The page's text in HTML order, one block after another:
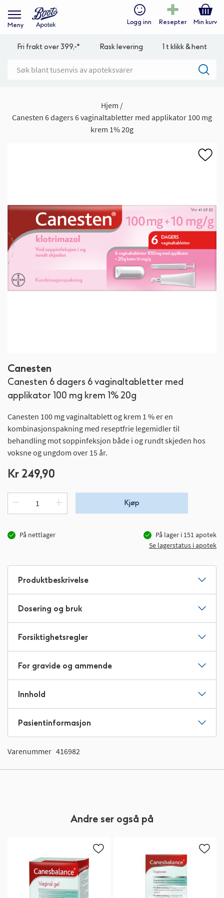
Meny Logg inn Resepter Min kurv
Fri frakt over 399,-* Rask levering 1 t klikk & hent
Hjem
Canesten 6 dagers 6 vaginaltabletter med applikator 100 mg
krem 1% 20g
Canesten
Canesten 6 dagers 6 vaginaltabletter med
applikator 100 mg krem 1% 20g
Canesten 100 mg vaginaltablett og krem 1 % er en
kombinasjonspakning med reseptfrie legemidler til
behandling mot soppinfeksjon både i og rundt skjeden hos
voksne og ungdom over 15 år.
Kr 249,90
Kjøp
På nettlager På lager i 151apotek
Se lagerstatus i apotek
til
begynnelsen
av
Produktbeskrivelse
Dosering og bruk
Forsiktighetsregler
For gravide og ammende
Innhold
Pasientinformasjon
Varenummer 416982
Andre ser også på